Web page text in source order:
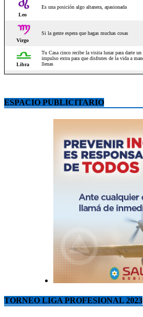
ESPACIO PUBLICITARIO
TORNEO LIGA PROFESIONAL 2023